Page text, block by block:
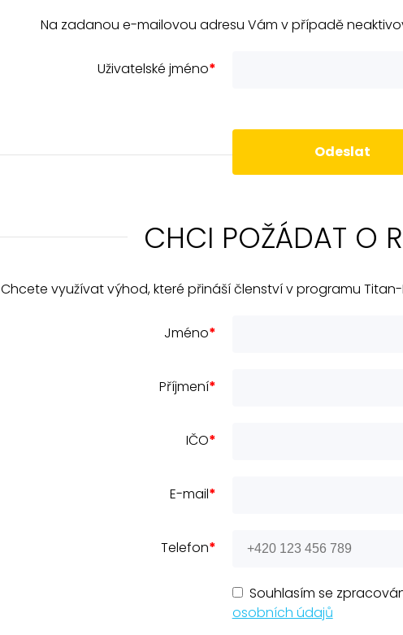
Na zadanou e-mailovou adresu Vám v případě
Uživatelské jméno*
Odeslat
CHCI POŽÁDAT O
Chcete využívat výhod, které přináší členství v programu Titan-
Jméno*
Příjmení*
IČO*
E-mail*
Telefon*
Souhlasím se
osobních údajů